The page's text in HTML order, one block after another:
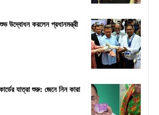
উদ্বোধন করলেন প্রধানমন্ত্রী
যাত্রা শুরু: জেনে নিন কারা